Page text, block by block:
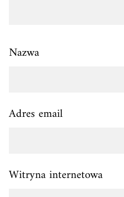
Nazwa
Adres email
Witryna internetowa